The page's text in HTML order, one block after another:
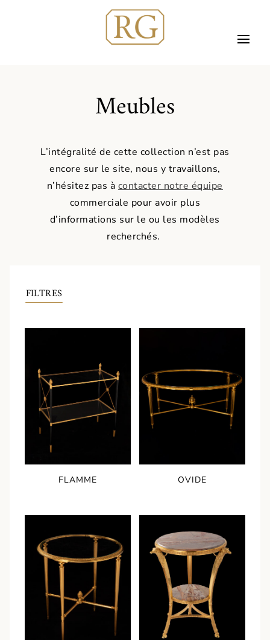
Meubles
L’intégralité de cette collection n’est pas
encore sur le site, nous y travaillons,
n’hésitez pas à contacter notre équipe
commerciale pour avoir plus
d’informations sur le ou les modèles
recherchés.
FILTRES
FLAMME OVIDE